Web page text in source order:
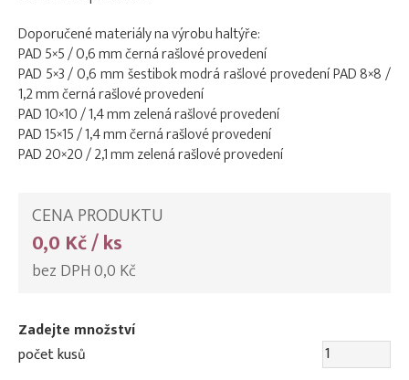
Doporučené materiály na výrobu haltýře:
PAD 5×5 / 0,6 mm černá rašlové provedení
PAD 5×3 / 0,6 mm šestibok modrá rašlové provedení PAD 8×8 /
1,2 mm černá rašlové provedení
PAD 10×10 / 1,4 mm zelená rašlové provedení
PAD 15×15 / 1,4 mm černá rašlové provedení
PAD 20×20 / 2,1 mm zelená rašlové provedení
CENA PRODUKTU
0,0 Kč / ks
bez DPH 0,0 Kč
Zadejte množství
počet kusů